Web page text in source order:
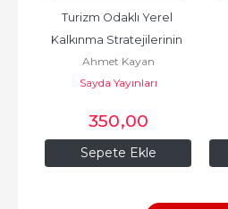
Sepete Ekle
Turizm Odaklı Yerel
Kalkınma Stratejilerinin
Araşt
Ahmet Kayan
Sayda Yayınları
350,00